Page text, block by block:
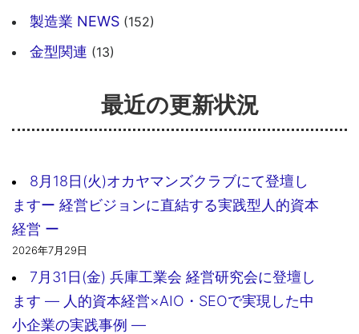
製造業 NEWS (152)
金型関連 (13)
最近の更新状況
8月18日(火)オカヤマンズクラブにて登壇し
ますー 経営ビジョンに直結する実践型人的資本
経営 ー
2026年7月29日
7月31日(金) 兵庫工業会 経営研究会に登壇し
ます ― 人的資本経営×AIO・SEOで実現した中
小企業の実践事例 ―